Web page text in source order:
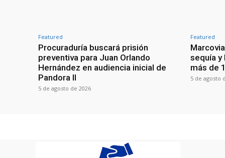
Featured
Procuraduría buscará prisión
preventiva para Juan Orlando
Hernández en audiencia inicial de
Pandora II
5 de agosto de 2026
Featured
sequía y
más de
5 de agosto